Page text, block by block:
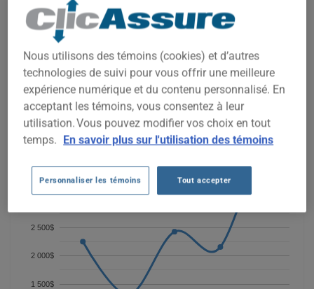
bondi de plus de 50%, reflétant probablement l'augmentation
des coûts de réparation et la sophistication technologique
croissante du modèle.
Pour trouver la meilleur assurance pour votre véhicule AUDI
A8L, il est plus important que jamais de comparer les options
disponibles.
1 500$
2 000$
2 500$
4 000$
4 500$
Nous utilisons des témoins (cookies) et d’autres
technologies de suivi pour vous offrir une meilleure
expérience numérique et du contenu personnalisé. En
acceptant les témoins, vous consentez à leur
utilisation. Vous pouvez modifier vos choix en tout
temps. En savoir plus sur l'utilisation des témoins
Personnaliser les témoins Tout accepter